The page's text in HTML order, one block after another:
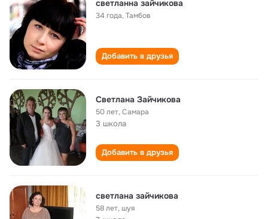
светланна зайчикова
34 года,Тамбов
Добавить в друзья
Светлана Зайчикова
50 лет,Самара
3 школа
Добавить в друзья
светлана зайчикова
58 лет,шуя